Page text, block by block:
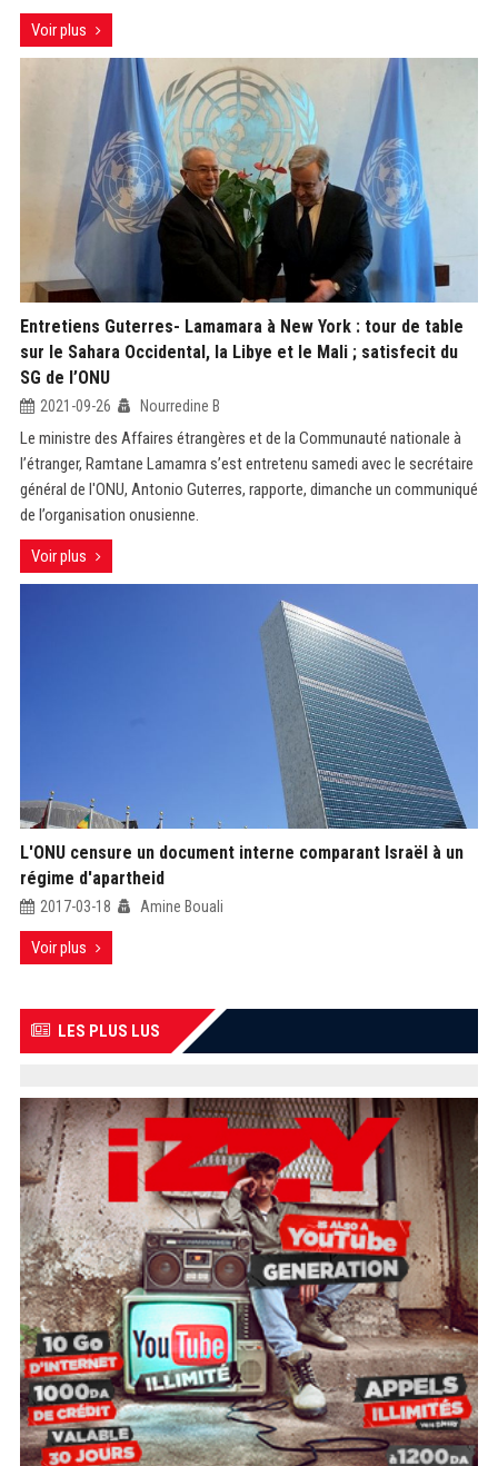
Voir plus
Entretiens Guterres- Lamamara à New York : tour de table
sur le Sahara Occidental, la Libye et le Mali ; satisfecit du
SG de l’ONU
2021-09-26 Nourredine B
Le ministre des Affaires étrangères et de la Communauté nationale à
l’étranger, Ramtane Lamamra s’est entretenu samedi avec le secrétaire
général de l'ONU, Antonio Guterres, rapporte, dimanche un communiqué
de l’organisation onusienne.
Voir plus
L'ONU censure un document interne comparant Israël à un
régime d'apartheid
2017-03-18 Amine Bouali
Voir plus
LES PLUS LUS